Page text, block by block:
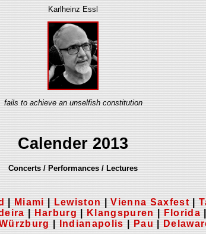
Karlheinz Essl
fails to achieve an unselfish constitution
Calender 2013
Concerts / Performances / Lectures
Miami Lewiston |Vienna Saxfest |
Harburg Klangspuren Florida
Indianapolis Pau